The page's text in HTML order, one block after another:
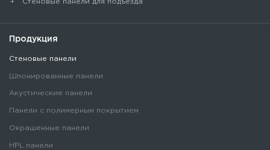
Продукция
Стеновые панели
Шпонированные панели
Акустические панели
Панели с полимерным покрытием
Окрашенные панели
HPL панели